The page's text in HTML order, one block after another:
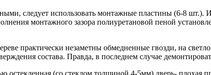
следует использовать монтажные пластины (6-8 шт.).
монтажного зазора полиуретановой пеной
практически незаметны обмедненные гвозди, на
состава. Правда, в последнем случае